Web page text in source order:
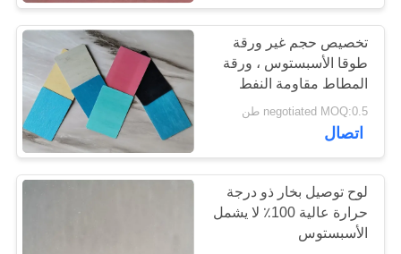
مراقبة
الجودة
اتصل
اطلب
اقتباس
لفة بطانة الفرامل
المنسوجة
39
79
تخصيص حجم غير ورقة
طوقا الأسبستوس ، ورقة
المطاط مقاومة النفط
negotiated MOQ:0.5 طن
اتصال
لوح توصيل بخار ذو درجة
حرارة عالية 100٪ لا يشمل
الأسبستوس